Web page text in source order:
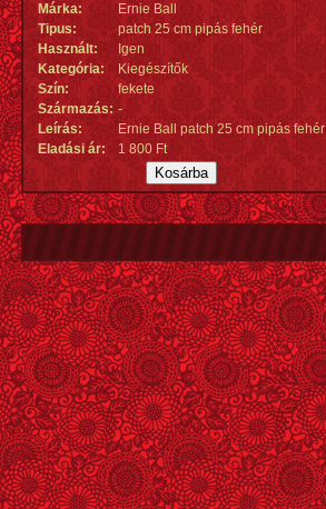
Márka:
Ernie Ball
Tipus:
patch 25 cm pipás fehér
Használt:
Igen
Kategória:
Kiegészítők
Szín:
fekete
Származás: -
Leírás:
Ernie Ball patch 25 cm pipás fehér
Eladási ár:
1 800 Ft